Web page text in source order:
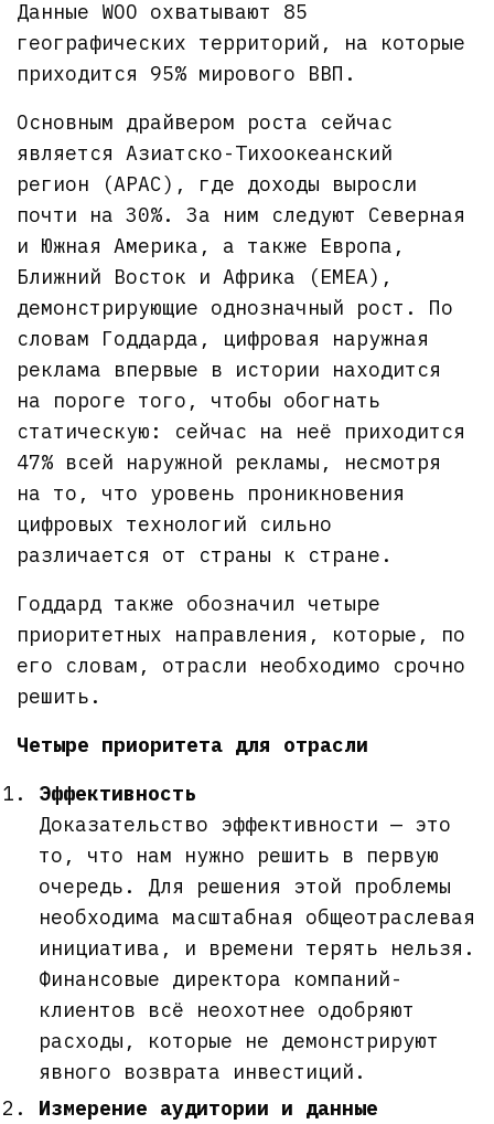
Данные WOO охватывают 85
географических территорий, на которые
приходится 95% мирового ВВП.
Основным драйвером роста сейчас
является Азиатско-Тихоокеанский
регион (APAC), где доходы выросли
почти на 30%. За ним следуют Северная
и Южная Америка, а также Европа,
Ближний Восток и Африка (EMEA),
демонстрирующие однозначный рост. По
словам Годдарда, цифровая наружная
реклама впервые в истории находится
на пороге того, чтобы обогнать
статическую: сейчас на неё приходится
47% всей наружной рекламы, несмотря
на то, что уровень проникновения
цифровых технологий сильно
различается от страны к стране.
Годдард также обозначил четыре
приоритетных направления, которые, по
его словам, отрасли необходимо срочно
решить.
Четыре приоритета для отрасли
Эффективность
Доказательство эффективности — это
то, что нам нужно решить в первую
очередь. Для решения этой проблемы
необходима масштабная общеотраслевая
инициатива, и времени терять нельзя.
Финансовые директора компаний-
клиентов всё неохотнее одобряют
расходы, которые не демонстрируют
явного возврата инвестиций.
Измерение аудитории и данные